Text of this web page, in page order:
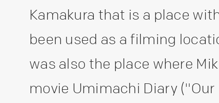
Kamakura that is a place
been used as a filming
was also the place where
movie Umimachi Diary